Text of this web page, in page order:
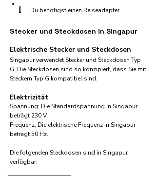
! Du benötigst einen Reiseadapter.
Stecker und Steckdosen in Singapur
Elektrische Stecker und Steckdosen
Singapur verwendet Stecker und Steckdosen Typ
G. Die Steckdosen sind so konzipiert, dass Sie mit
Steckern Typ G kompatibel sind.
Elektrizität
Spannung: Die Standardspannung in Singapur
beträgt 230 V.
Frequenz: Die elektrische Frequenz in Singapur
beträgt 50 Hz.
Die folgenden Steckdosen sind in Singapur
verfügbar:​